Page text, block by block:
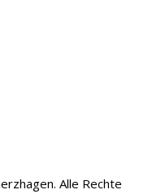
Alle Rechte